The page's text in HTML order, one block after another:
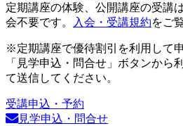
定期講座の体験、公開講座の受講
会不要です。
入会・受講規約をご
※定期講座で優待割引を利用して
「見学申込・問合せ」ボタンから
て送信してください。
受講申込・予約
見学申込・問合せ